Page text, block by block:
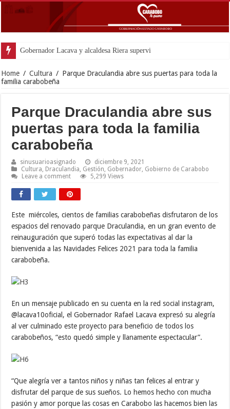
Home / Cultura / Parque Draculandia abre sus puertas para toda la
familia carabobeña
Parque Draculandia abre sus
puertas para toda la familia
carabobeña
sinusuarioasignado
diciembre 9, 2021
Cultura Draculandia Gestión Gobernador Gobierno de Carabobo
Leave a comment
5,299 Views
Este miércoles, cientos de familias carabobeñas disfrutaron de los
espacios del renovado parque Draculandia, en un gran evento de
reinauguración que superó todas las expectativas al dar la
bienvenida a las Navidades Felices 2021 para toda la familia
carabobeña.
En un mensaje publicado en su cuenta en la red social instagram,
@lacava10oficial, el Gobernador Rafael Lacava expresó su alegría
al ver culminado este proyecto para beneficio de todos los
carabobeños, “esto quedó simple y llanamente espectacular”.
“Que alegría ver a tantos niños y niñas tan felices al entrar y
disfrutar del parque de sus sueños. Lo hemos hecho con mucha
pasión y amor porque las cosas en Carabobo las hacemos bien las